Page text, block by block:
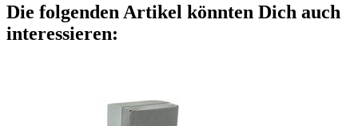
Die folgenden Artikel könnten Dich auch
interessieren: